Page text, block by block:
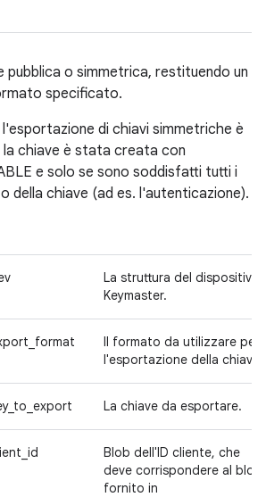
pubblica o simmetrica, restituendo un
specificato.
di chiavi simmetriche è
chiave è stata creata con
e solo se sono soddisfatti tutti i
della chiave (ad es. l'autenticazione).
La struttura del dispositivo
Keymaster.
Il formato da utilizzare per
l'esportazione della chiave.
La chiave da esportare.
Blob dell'ID cliente, che
deve corrispondere al blob
fornito in